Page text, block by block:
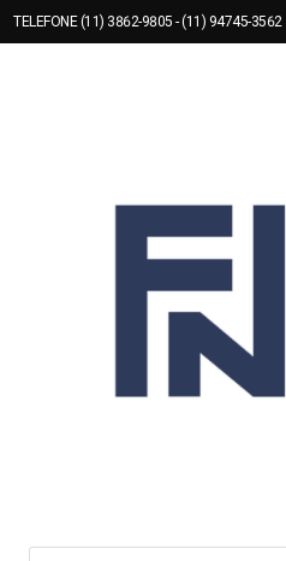
TELEFONE (11) 3862-9805 - (11) 94745-3562